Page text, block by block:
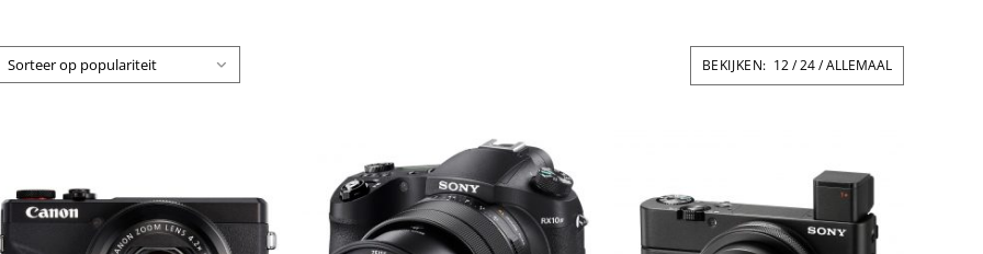
Sorteer op populariteit BEKIJKEN: 12 24 ALLEMAAL